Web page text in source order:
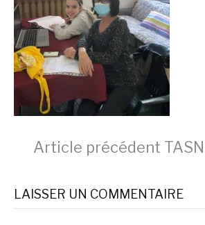
Lire
la
Article précédent
LAISSER UN COMMENTAIRE